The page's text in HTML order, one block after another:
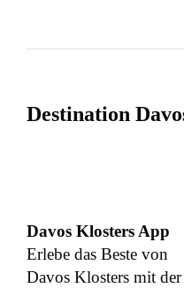
Destination
Davos Klosters App
Erlebe das Beste von
Davos Klosters mit der